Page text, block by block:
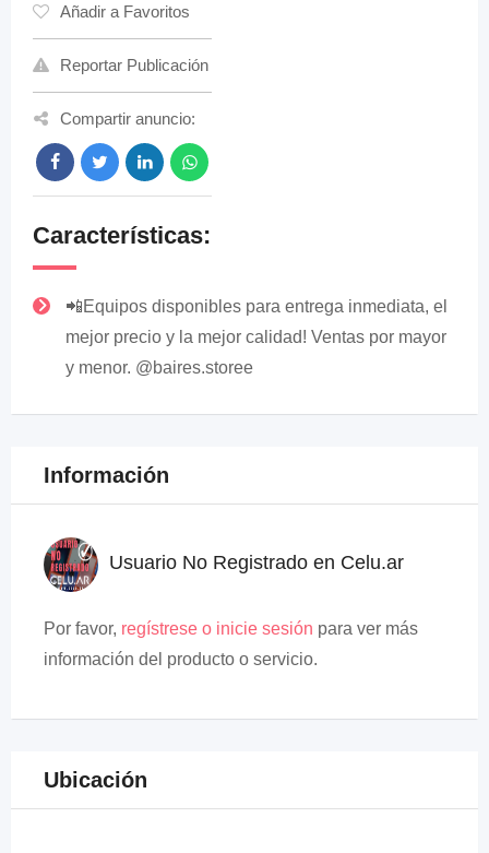
Añadir a Favoritos
Reportar Publicación
Compartir anuncio:
Características:
📲Equipos disponibles para entrega inmediata, el
mejor precio y la mejor calidad! Ventas por mayor
y menor. @baires.storee
Información
Usuario No Registrado en Celu.ar
Por favor, regístrese o inicie sesión para ver más
información del producto o servicio.
Ubicación